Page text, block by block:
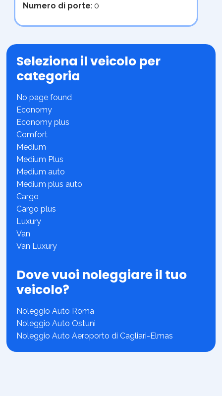
Numero di porte: 0
Seleziona il veicolo per
categoria
No page found
Economy
Economy plus
Comfort
Medium
Medium Plus
Medium auto
Medium plus auto
Cargo
Cargo plus
Luxury
Van
Van Luxury
Dove vuoi noleggiare il tuo
veicolo?
Noleggio Auto Roma
Noleggio Auto Ostuni
Noleggio Auto Aeroporto di Cagliari-Elmas